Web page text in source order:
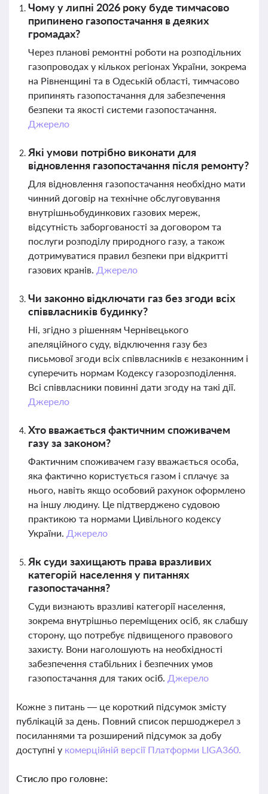
Чому у липні 2026 року буде тимчасово
припинено газопостачання в деяких
громадах?
Через планові ремонтні роботи на розподільних
газопроводах у кількох регіонах України, зокрема
на Рівненщині та в Одеській області, тимчасово
припинять газопостачання для забезпечення
безпеки та якості системи газопостачання.
Джерело
Які умови потрібно виконати для
відновлення газопостачання після ремонту?
Для відновлення газопостачання необхідно мати
чинний договір на технічне обслуговування
внутрішньобудинкових газових мереж,
відсутність заборгованості за договором та
послуги розподілу природного газу, а також
дотримуватися правил безпеки при відкритті
газових кранів. Джерело
Чи законно відключати газ без згоди всіх
співвласників будинку?
Ні, згідно з рішенням Чернівецького
апеляційного суду, відключення газу без
письмової згоди всіх співвласників є незаконним і
суперечить нормам Кодексу газорозподілення.
Всі співвласники повинні дати згоду на такі дії.
Джерело
Хто вважається фактичним споживачем
газу за законом?
Фактичним споживачем газу вважається особа,
яка фактично користується газом і сплачує за
нього, навіть якщо особовий рахунок оформлено
на іншу людину. Це підтверджено судовою
практикою та нормами Цивільного кодексу
України. Джерело
Як суди захищають права вразливих
категорій населення у питаннях
газопостачання?
Суди визнають вразливі категорії населення,
зокрема внутрішньо переміщених осіб, як слабшу
сторону, що потребує підвищеного правового
захисту. Вони наголошують на необхідності
забезпечення стабільних і безпечних умов
газопостачання для таких осіб. Джерело
Кожне з питань — це короткий підсумок змісту
публікацій за день. Повний список першоджерел з
посиланнями та розширений підсумок за добу
доступні у комерційній версії Платформи LIGA360.
Стисло про головне: